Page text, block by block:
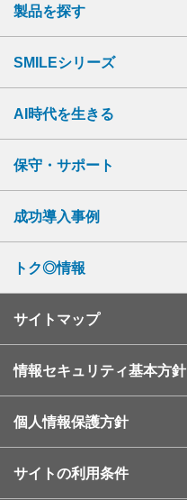
製品を探す
SMILEシリーズ
AI時代を生きる
保守・サポート
成功導入事例
トク◎情報
サイトマップ
情報セキュリティ基本方針
個人情報保護方針
サイトの利用条件